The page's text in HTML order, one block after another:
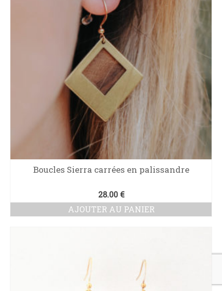
Boucles Sierra carrées en palissandre
28.00 €
AJOUTER AU PANIER